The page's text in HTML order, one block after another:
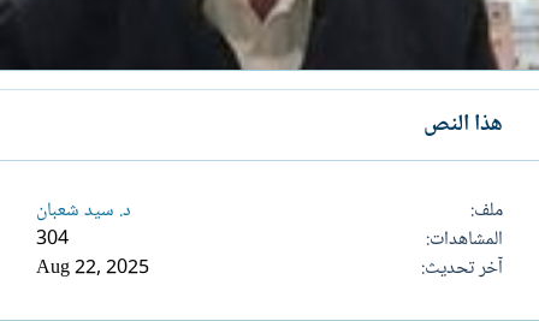
هذا النص
ملف
د. سيد شعبان
المشاهدات
304
آخر تحديث
Aug 22, 2025